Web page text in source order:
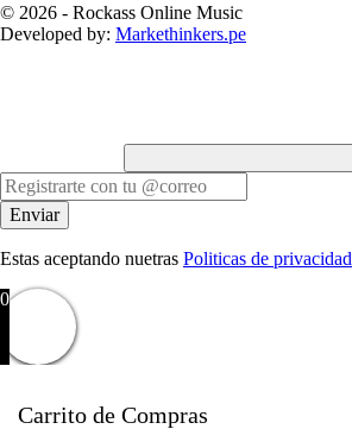
© 2026 - Rockass Online Music
Developed by: Markethinkers.pe
Estas aceptando nuetras Politicas de privacidad
0
Carrito de Compras